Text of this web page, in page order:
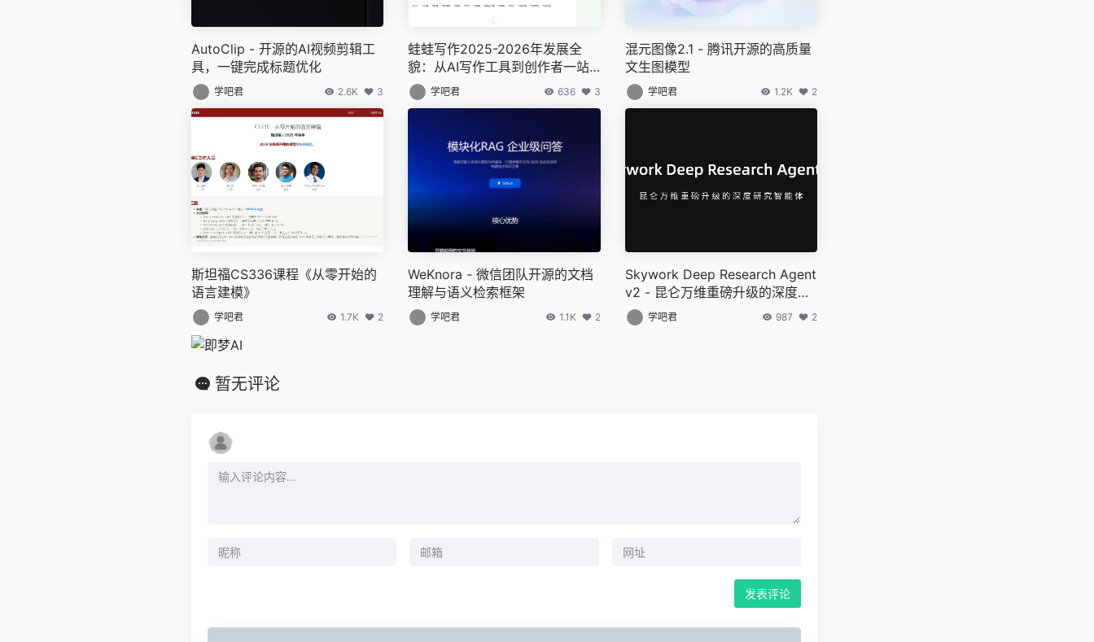
AutoClip - 开源的AI视频剪辑工
具，一键完成标题优化
学吧君 2.6K 3
蛙蛙写作2025-2026年发展全
貌：从AI写作工具到创作者一站
式工作站
学吧君 636 3
混元图像2.1 - 腾讯开源的高质量
文生图模型
学吧君 1.2K 2
斯坦福CS336课程《从零开始的
语言建模》
学吧君 1.7K 2
WeKnora - 微信团队开源的文档
理解与语义检索框架
学吧君 1.1K 2
Skywork Deep Research Agent
v2 - 昆仑万维重磅升级的深度研
究智能体
学吧君 987 2
暂无评论